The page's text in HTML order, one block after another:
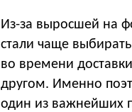
Из-за выросшей на
стали чаще
во времени
другом. Именно
один из важнейших